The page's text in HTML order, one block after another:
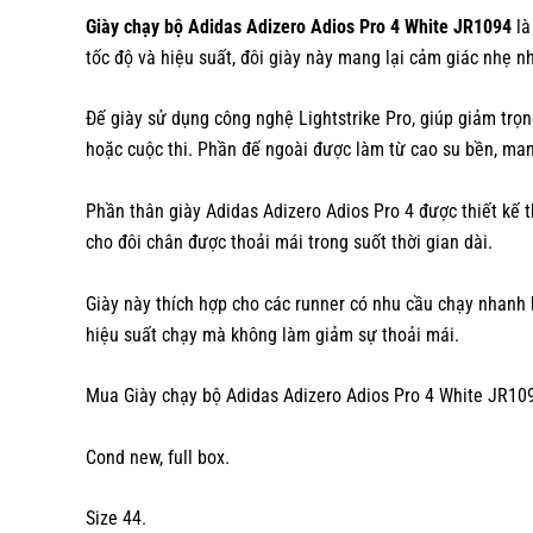
Giày chạy bộ Adidas Adizero Adios Pro 4 White JR1094
tốc độ và hiệu suất, đôi giày này mang lại cảm giác nhẹ
Đế giày sử dụng công nghệ Lightstrike Pro, giúp giảm
hoặc cuộc thi. Phần đế ngoài được làm từ cao su bền,
Phần thân giày Adidas Adizero Adios Pro 4 được thiết
cho đôi chân được thoải mái trong suốt thời gian dài.
Giày này thích hợp cho các runner có nhu cầu chạy
hiệu suất chạy mà không làm giảm sự thoải mái.
Mua Giày chạy bộ Adidas Adizero Adios Pro 4 White
Cond new, full box.
Size 44.